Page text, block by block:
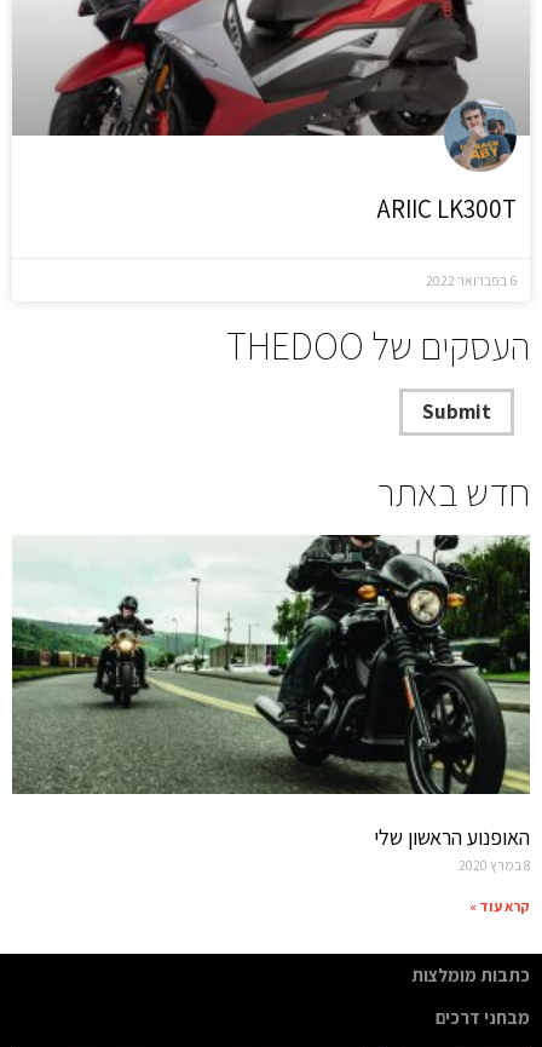
ARIIC LK300T
6 בפברואר 2022
העסקים של THEDOO
חדש באתר
האופנוע הראשון שלי
8 במרץ 2020
קרא עוד »
כתבות מומלצות
מבחני דרכים